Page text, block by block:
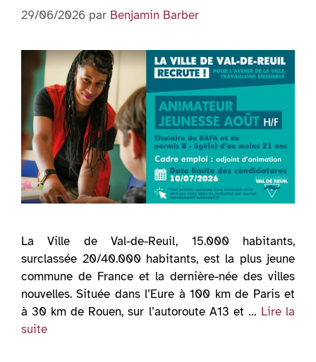
29/06/2026 par Benjamin Barber
La Ville de Val-de-Reuil, 15.000 habitants,
surclassée 20/40.000 habitants, est la plus jeune
commune de France et la dernière-née des villes
nouvelles. Située dans l’Eure à 100 km de Paris et
à 30 km de Rouen, sur l’autoroute A13 et … Lire la
suite